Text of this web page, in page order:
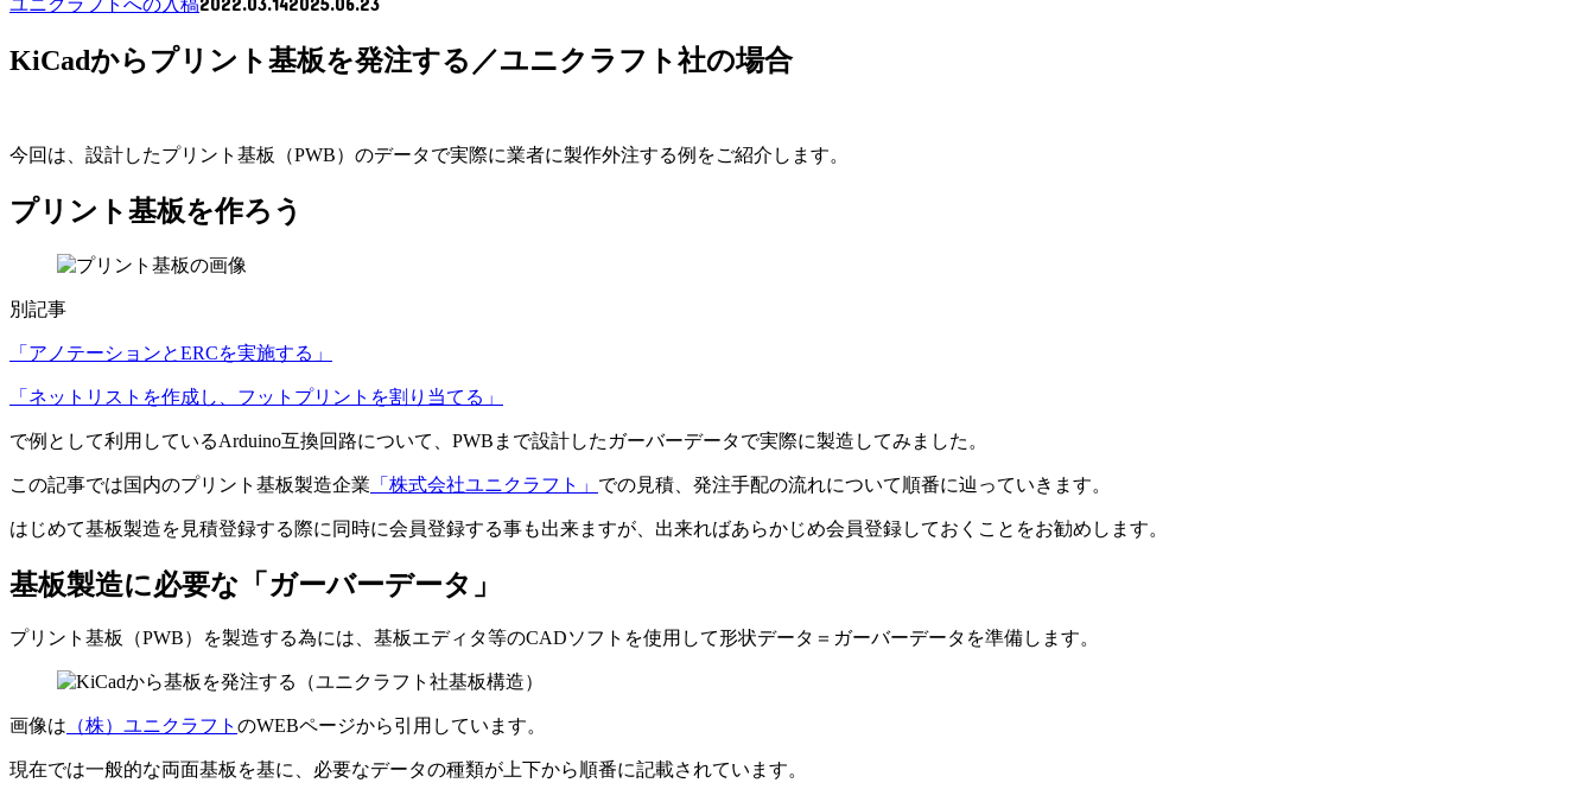
ユニクラフトへの入稿
KiCadからプリント基板を発注する／ユニクラフト社の場合
今回は、設計したプリント基板（PWB）のデータで実際に業者に製作外注する例をご紹介します。
プリント基板を作ろう
別記事
「アノテーションとERCを実施する」
「ネットリストを作成し、フットプリントを割り当てる」
で例として利用しているArduino互換回路について、PWBまで設計したガーバーデータで実際に製造してみました。
この記事では国内のプリント基板製造企業 「株式会社ユニクラフト」 での見積、発注手配の流れについて順番に辿っていきます。
はじめて基板製造を見積登録する際に同時に会員登録する事も出来ますが、出来ればあらかじめ会員登録しておくことをお勧めします。
基板製造に必要な「ガーバーデータ」
プリント基板（PWB）を製造する為には、基板エディタ等のCADソフトを使用して形状データ＝ガーバーデータを準備します。
画像は （株）ユニクラフト のWEBページから引用しています。
現在では一般的な両面基板を基に、必要なデータの種類が上下から順番に記載されています。